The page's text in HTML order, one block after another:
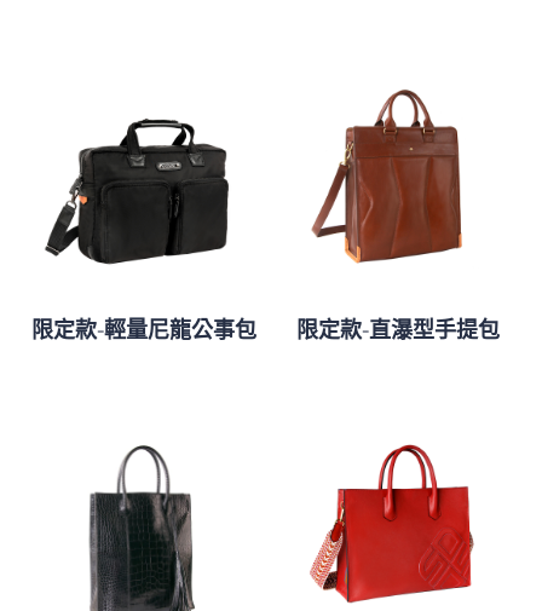
限定款-輕量尼龍公事包 限定款-直瀑型手提包